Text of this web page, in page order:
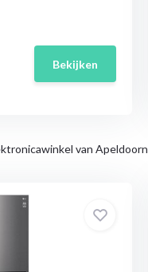
Bekijken
van Apeldoorn